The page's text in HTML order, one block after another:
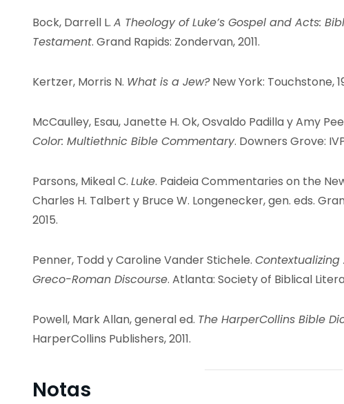
Bock, Darrell L. A Theology of Luke’s Gospel and Acts:
Testament. Grand Rapids: Zondervan, 2011.
Kertzer, Morris N. What is a Jew?New York: Touchstone,
McCaulley, Esau, Janette H. Ok, Osvaldo Padilla y Amy
Color: Multiethnic Bible Commentary. Downers Grove:
Parsons, Mikeal C. Luke. Paideia Commentaries on the
Charles H. Talbert y Bruce W. Longenecker, gen. eds.
2015.
Penner, Todd y Caroline Vander Stichele. Contextualizing
Greco-Roman Discourse. Atlanta: Society of Biblical
Powell, Mark Allan, general ed. The HarperCollins Bible
HarperCollins Publishers, 2011.
Notas